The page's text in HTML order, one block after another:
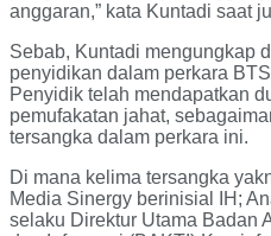
anggaran,” kata Kuntadi saat
Sebab, Kuntadi mengungkap
penyidikan dalam perkara
Penyidik telah mendapatkan
pemufakatan jahat,
tersangka dalam perkara ini.
Di mana kelima tersangka
Media Sinergy berinisial IH;
selaku Direktur Utama Badan